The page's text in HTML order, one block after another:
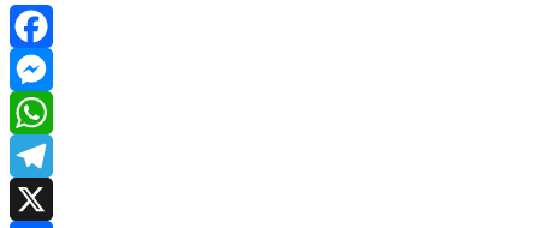
Facebook
Messenger
WhatsApp
Telegram